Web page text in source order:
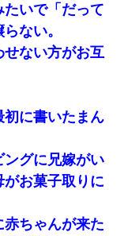
いで「だって
ない。
ない方がお互
初に書いたまん
グに兄嫁がい
お菓子取りに
赤ちゃんが来た